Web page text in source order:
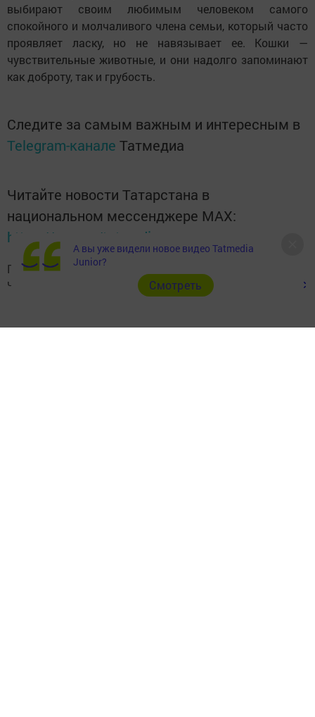
выбирают своим любимым человеком самого
спокойного и молчаливого члена семьи, который часто
проявляет ласку, но не навязывает ее. Кошки —
чувствительные животные, и они надолго запоминают
как доброту, так и грубость.
Следите за самым важным и интересным в
Telegram-канале Татмедиа
Читайте новости Татарстана в
национальном мессенджере MАХ:
https://max.ru/tatmedia
Подписывайтесь на наш
читайте нас
Одноклассниках Макс
А вы уже видели новое видео Tatmedia
Junior?
Cмотреть